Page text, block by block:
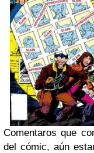
Comentaros que
del cómic, aún